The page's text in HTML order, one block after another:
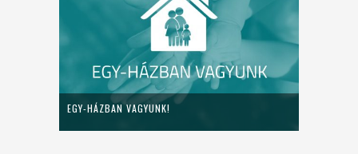
EGY-HÁZBAN VAGYUNK!